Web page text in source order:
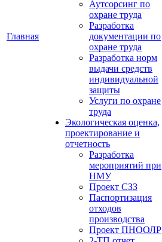
Главная
Аутсорсинг по
охране труда
Разработка
документации по
охране труда
Разработка норм
выдачи средств
индивидуальной
защиты
Услуги по охране
труда
Экологическая оценка,
проектирование и
отчетность
Разработка
мероприятий при
НМУ
Проект СЗЗ
Паспортизация
отходов
производства
Проект ПНООЛР